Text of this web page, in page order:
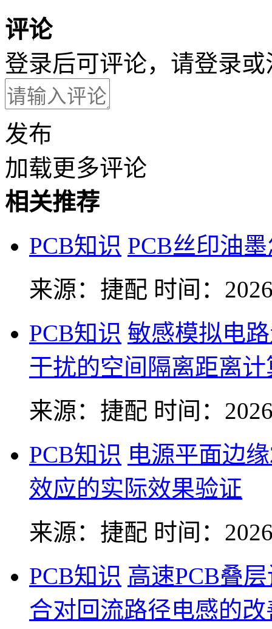
评论
登录后可评论，请登录或
发布
加载更多评论
相关推荐
PCB知识 PCB丝印油
来源：捷配 时间：
PCB知识 敏感模拟电
干扰的空间隔离距离计
来源：捷配 时间：
PCB知识 电源平面边
效应的实际效果验证
来源：捷配 时间：
PCB知识 高速PCB叠
合对回流路径电感的改